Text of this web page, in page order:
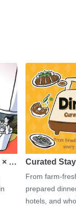
× … Curated
From farm-
prepared
hotels, and